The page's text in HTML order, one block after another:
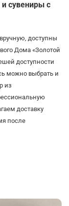
сувениры с
доступны
Дома «Золотой
доступности
можно выбрать и
из
доставку
после